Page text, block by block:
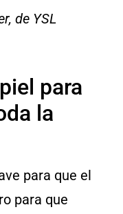
de YSL
para
la
para que el
para que